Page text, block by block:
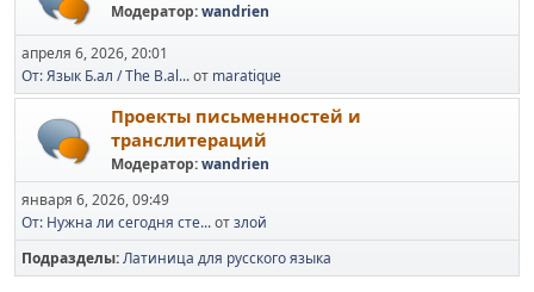
Модератор:wandrien
апреля 6, 2026, 20:01
От: Язык Б.ал / The B.al...от maratique
Проекты письменностей и
транслитераций
Модератор:wandrien
января 6, 2026, 09:49
От: Нужна ли сегодня сте...отзлой
Подразделы Латиница для русского языка